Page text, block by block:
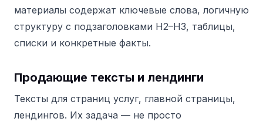
материалы содержат ключевые слова, логичную
структуру с подзаголовками H2–H3, таблицы,
списки и конкретные факты.
Продающие тексты и лендинги
Тексты для страниц услуг, главной страницы,
лендингов. Их задача — не просто